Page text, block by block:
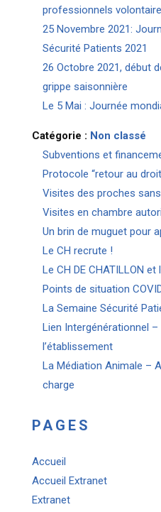
professionnels
25 Novembre 2021:
Sécurité Patients 2021
26 Octobre 2021, début
grippe saisonnière
Le 5 Mai : Journée
Catégorie : Non classé
Subventions et
Protocole “retour au
Visites des proches
Visites en chambre
Un brin de muguet pour
Le CH recrute !
Le CH DE CHATILLON
Points de situation
La Semaine Sécurité
Lien Intergénérationnel –
l’établissement
La Médiation Animale –
charge
PAGES
Accueil
Accueil Extranet
Extranet